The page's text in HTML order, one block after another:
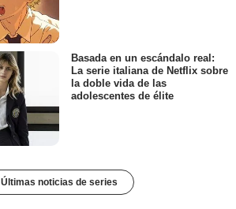
Basada en un escándalo real:
La serie italiana de Netflix sobre
la doble vida de las
adolescentes de élite
Últimas noticias de series